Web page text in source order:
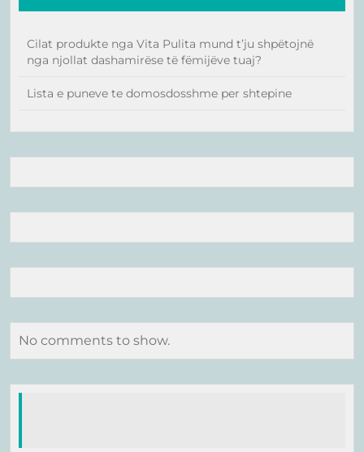
Cilat produkte nga Vita Pulita mund t’ju shpëtojnë
nga njollat dashamirëse të fëmijëve tuaj?
Lista e puneve te domosdosshme per shtepine
No comments to show.